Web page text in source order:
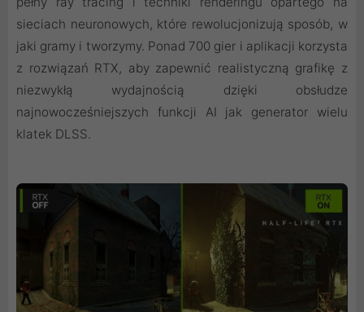
sieciach neuronowych, które rewolucjonizują sposób, w
jaki gramy i tworzymy. Ponad 700 gier i aplikacji korzysta
z rozwiązań RTX, aby zapewnić realistyczną grafikę z
niezwykłą wydajnością dzięki obsłudze
najnowocześniejszych funkcji AI jak generator wielu
klatek DLSS.